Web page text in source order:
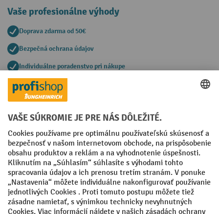
Vaše profesionálne výhody
Doprava zdarma od 50€
Bezpečná ochrana údajov
Individuálne poradenstvo pri nákupe
Spôsoby platby
Faktúra Predplatba
Sociálne siete
Facebook
YouTube
LinkedIn